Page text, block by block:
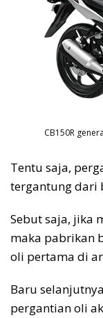
CB150R
Tentu saja,
tergantung dari
Sebut saja, jika
maka pabrikan
oli pertama di
Baru
pergantian oli